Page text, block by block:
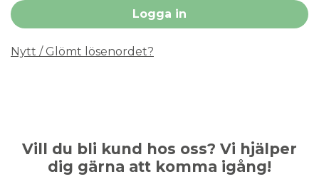
Nytt / Glömt lösenordet?
Vill du bli kund hos oss? Vi hjälper
dig gärna att komma igång!